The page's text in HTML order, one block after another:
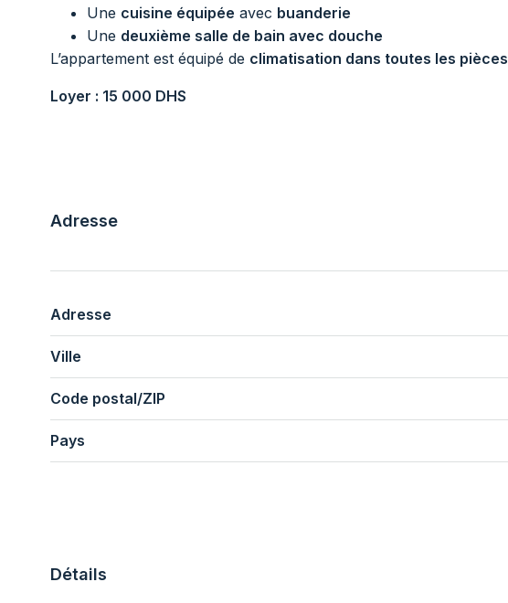
Une cuisine équipée avec buanderie
Une deuxième salle de bain avec douche
L’appartement est équipé de climatisation dans toutes les pièces
Loyer : 15 000 DHS
Adresse
Adresse
Ville
Code postal/ZIP
Pays
Détails